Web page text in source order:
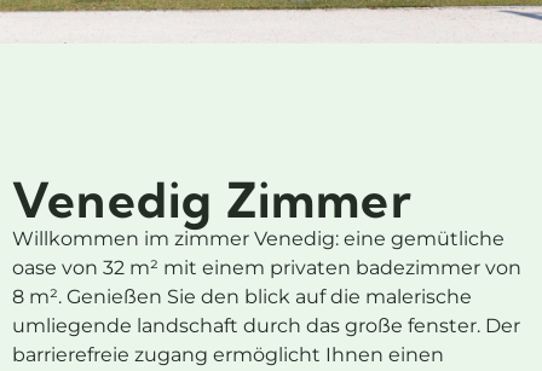
Venedig Zimmer
Willkommen im zimmer Venedig: eine gemütliche
oase von 32 m² mit einem privaten badezimmer von
8 m². Genießen Sie den blick auf die malerische
umliegende landschaft durch das große fenster. Der
barrierefreie zugang ermöglicht Ihnen einen